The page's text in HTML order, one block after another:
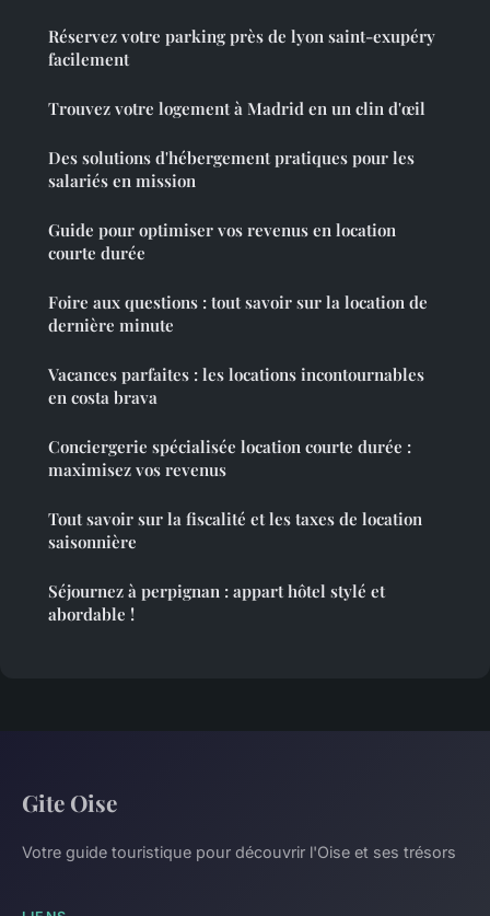
Réservez votre parking près de lyon saint-exupéry
facilement
Trouvez votre logement à Madrid en un clin d'œil
Des solutions d'hébergement pratiques pour les
salariés en mission
Guide pour optimiser vos revenus en location
courte durée
Foire aux questions : tout savoir sur la location de
dernière minute
Vacances parfaites : les locations incontournables
en costa brava
Conciergerie spécialisée location courte durée :
maximisez vos revenus
Tout savoir sur la fiscalité et les taxes de location
saisonnière
Séjournez à perpignan : appart hôtel stylé et
abordable !
Gite Oise
Votre guide touristique pour découvrir l'Oise et ses trésors